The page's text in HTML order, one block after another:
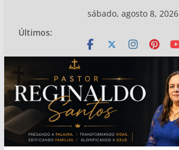
conteúdo
sábado, agosto 8, 2026
Últimos: